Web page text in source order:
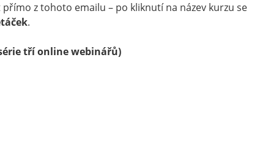
z tohoto emailu – po kliknutí na název kurzu se
.
tří online webinářů)